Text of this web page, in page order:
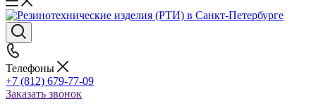
Телефоны
+7 (812) 679-77-09
Заказать звонок